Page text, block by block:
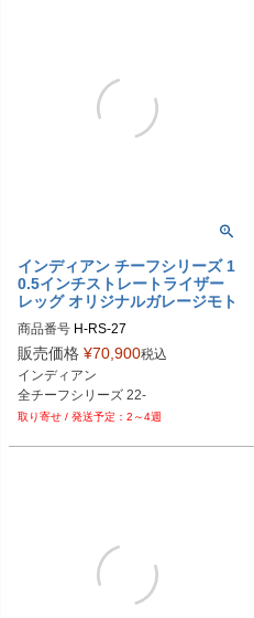
H-RS-23-BZ： ブロンズ
インディアン チーフシリーズ 1
0.5インチストレートライザー
レッグ オリジナルガレージモト
商品番号 H-RS-27
H-RS-27-BK：ブラック
H-RS-27-AL：アルミ
H-RS-27-CR：クローム
H-RS-27-GD：ゴールド
H-RS-27-BL：ブルー
H-RS-27-BZ： ブロンズ
販売価格 ¥70,900税込
インディアン
2～4週